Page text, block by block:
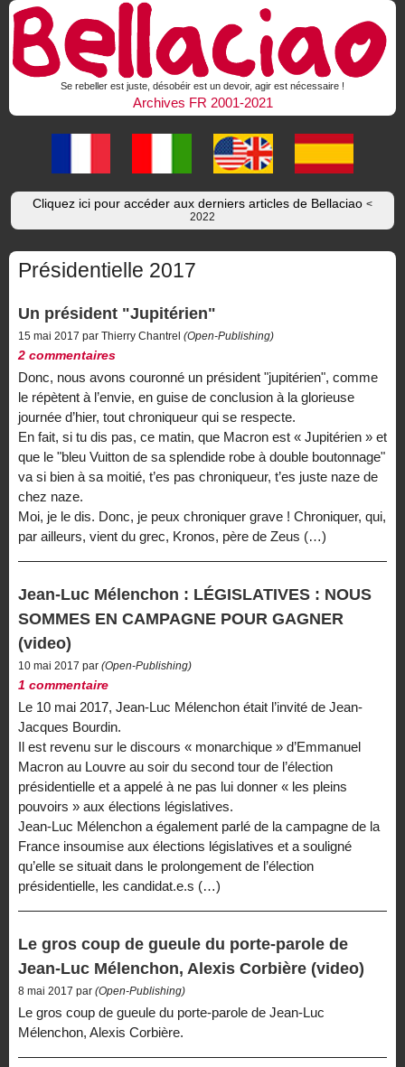
Se rebeller est juste, désobéir est un devoir, agir est nécessaire !
Archives FR 2001-2021
Cliquez ici pour accéder aux derniers articles de Bellaciao <
2022
Présidentielle 2017
Un président "Jupitérien"
15 mai 2017 par Thierry Chantrel (Open-Publishing)
2 commentaires
Donc, nous avons couronné un président "jupitérien", comme
le répètent à l’envie, en guise de conclusion à la glorieuse
journée d’hier, tout chroniqueur qui se respecte.
En fait, si tu dis pas, ce matin, que Macron est « Jupitérien » et
que le "bleu Vuitton de sa splendide robe à double boutonnage"
va si bien à sa moitié, t’es pas chroniqueur, t’es juste naze de
chez naze.
Moi, je le dis. Donc, je peux chroniquer grave ! Chroniquer, qui,
par ailleurs, vient du grec, Kronos, père de Zeus (…)
Jean-Luc Mélenchon : LÉGISLATIVES : NOUS
SOMMES EN CAMPAGNE POUR GAGNER
(video)
10 mai 2017 par (Open-Publishing)
1 commentaire
Le 10 mai 2017, Jean-Luc Mélenchon était l’invité de Jean-
Jacques Bourdin.
Il est revenu sur le discours « monarchique » d’Emmanuel
Macron au Louvre au soir du second tour de l’élection
présidentielle et a appelé à ne pas lui donner « les pleins
pouvoirs » aux élections législatives.
Jean-Luc Mélenchon a également parlé de la campagne de la
France insoumise aux élections législatives et a souligné
qu’elle se situait dans le prolongement de l’élection
présidentielle, les candidat.e.s (…)
Le gros coup de gueule du porte-parole de
Jean-Luc Mélenchon, Alexis Corbière (video)
8 mai 2017 par (Open-Publishing)
Le gros coup de gueule du porte-parole de Jean-Luc
Mélenchon, Alexis Corbière.